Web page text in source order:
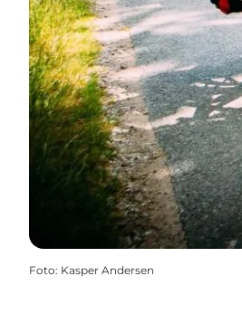
Foto: Kasper Andersen